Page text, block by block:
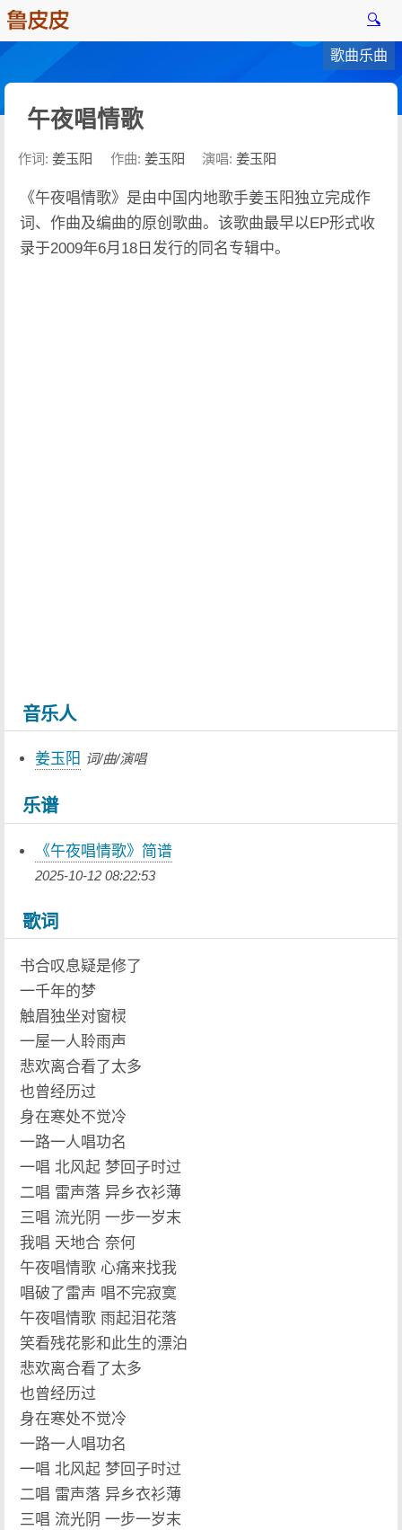
🔍
歌曲乐曲
午夜唱情歌
作词: 姜玉阳 作曲: 姜玉阳 演唱: 姜玉阳
《午夜唱情歌》是由中国内地歌手姜玉阳独立完成作
词、作曲及编曲的原创歌曲。该歌曲最早以EP形式收
录于2009年6月18日发行的同名专辑中。
音乐人
姜玉阳 词/曲/演唱
乐谱
《午夜唱情歌》简谱
2025-10-12 08:22:53
歌词
书合叹息疑是修了
一千年的梦
触眉独坐对窗棂
一屋一人聆雨声
悲欢离合看了太多
也曾经历过
身在寒处不觉冷
一路一人唱功名
一唱 北风起 梦回子时过
二唱 雷声落 异乡衣衫薄
三唱 流光阴 一步一岁末
我唱 天地合 奈何
午夜唱情歌 心痛来找我
唱破了雷声 唱不完寂寞
午夜唱情歌 雨起泪花落
笑看残花影和此生的漂泊
悲欢离合看了太多
也曾经历过
身在寒处不觉冷
一路一人唱功名
一唱 北风起 梦回子时过
二唱 雷声落 异乡衣衫薄
三唱 流光阴 一步一岁末